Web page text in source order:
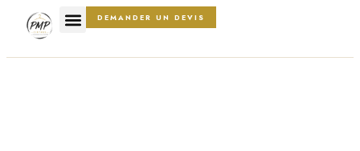
DEMANDER UN DEVIS